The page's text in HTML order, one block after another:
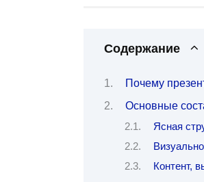
Содержание
Почему
Основные
Ясная
Контент,